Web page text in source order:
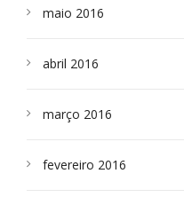
maio 2016
abril 2016
março 2016
fevereiro 2016